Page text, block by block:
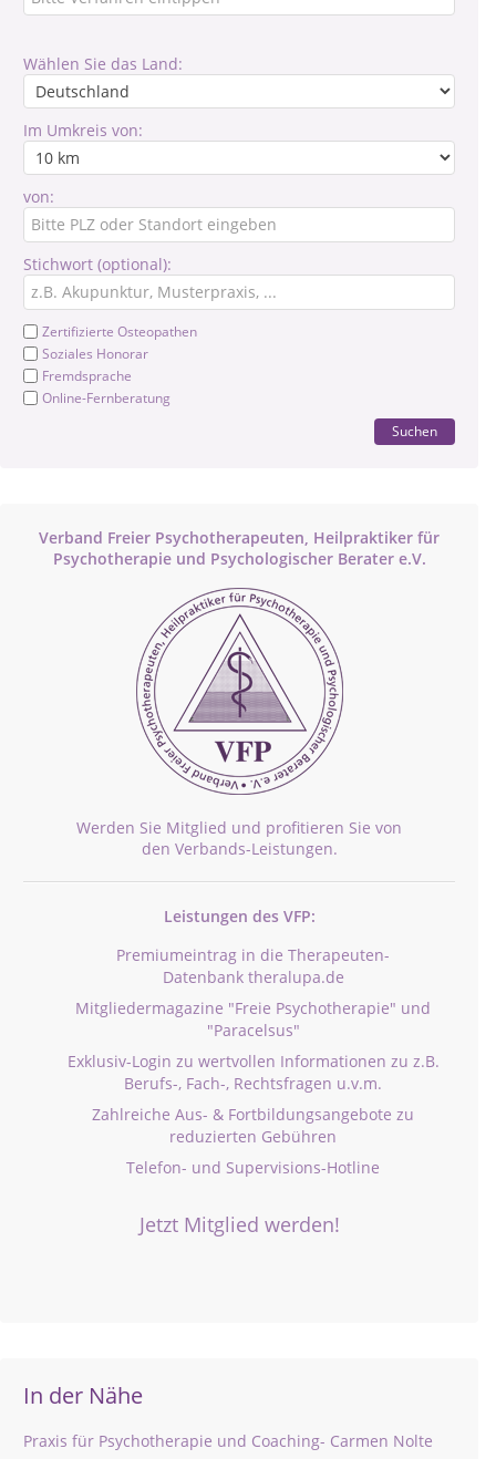
Wählen Sie das Land:
Im Umkreis von:
von:
Stichwort (optional):
Zertifizierte Osteopathen
Soziales Honorar
Fremdsprache
Online-Fernberatung
Suchen
Verband Freier Psychotherapeuten, Heilpraktiker für
Psychotherapie und Psychologischer Berater e.V.
Werden Sie Mitglied und profitieren Sie von
den Verbands-Leistungen.
Leistungen des VFP:
Premiumeintrag in die Therapeuten-
Datenbank theralupa.de
Mitgliedermagazine "Freie Psychotherapie" und
"Paracelsus"
Exklusiv-Login zu wertvollen Informationen zu z.B.
Berufs-, Fach-, Rechtsfragen u.v.m.
Zahlreiche Aus- & Fortbildungsangebote zu
reduzierten Gebühren
Telefon- und Supervisions-Hotline
Jetzt Mitglied werden!
In der Nähe
Praxis für Psychotherapie und Coaching- Carmen Nolte